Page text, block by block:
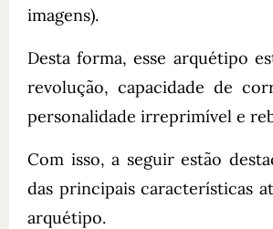
imagens).
Desta forma, esse arquétipo
revolução, capacidade de
personalidade irreprimível e
Com isso, a seguir estão
das principais características
arquétipo.